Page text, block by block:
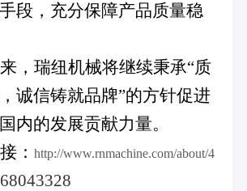
段，充分保障产品质量稳
，瑞纽机械将继续秉承“质
诚信铸就品牌”的方针促进
内的发展贡献力量。
： http://www.rnmachine.com/about/4